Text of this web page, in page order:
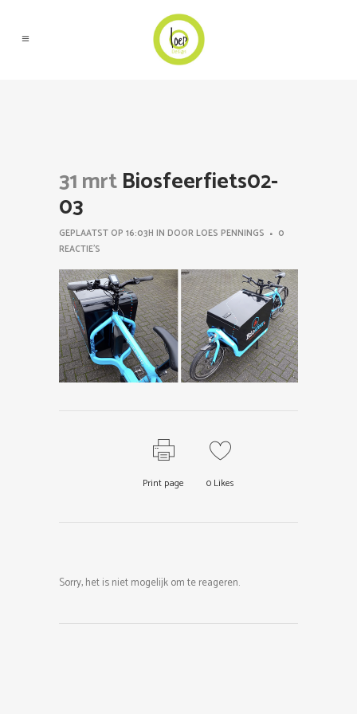
31 mrtBiosfeerfiets02-
03
GEPLAATST OP 16:03H IN DOORLOES PENNINGS
0
REACTIE'S
Print page 0 Likes
Sorry, het is niet mogelijk om te reageren.